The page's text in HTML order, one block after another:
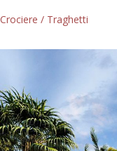
Crociere / Traghetti